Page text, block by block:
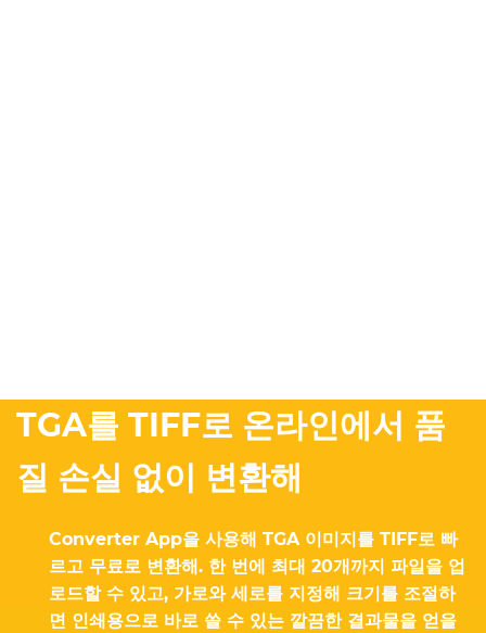
TGA를 TIFF로 온라인에서 품
질 손실 없이 변환해
Converter App을 사용해 TGA 이미지를 TIFF로 빠
르고 무료로 변환해. 한 번에 최대 20개까지 파일을 업
로드할 수 있고, 가로와 세로를 지정해 크기를 조절하
면 인쇄용으로 바로 쓸 수 있는 깔끔한 결과물을 얻을